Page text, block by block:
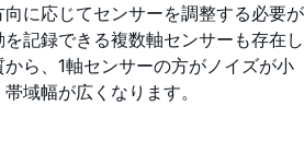
に応じてセンサーを調整する必要が
記録できる複数軸センサーも存在し
ら、1軸センサーの方がノイズが小
域幅が広くなります。